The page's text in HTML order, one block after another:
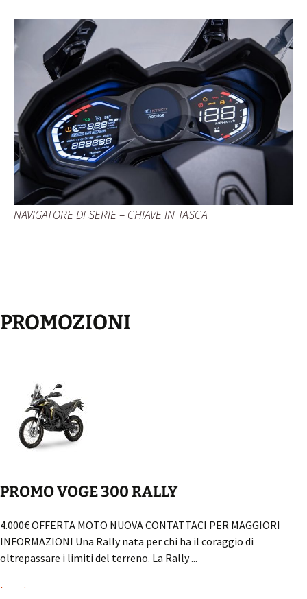
NAVIGATORE DI SERIE – CHIAVE IN TASCA
PROMOZIONI
PROMO VOGE 300 RALLY
4.000€ OFFERTA MOTO NUOVA CONTATTACI PER MAGGIORI
INFORMAZIONI Una Rally nata per chi ha il coraggio di
oltrepassare i limiti del terreno. La Rally ...
Leggi...